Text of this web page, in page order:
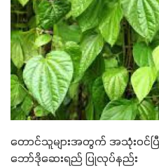
တောင်သူများအတွက် အသုံးဝင်
ဘော်ဒိုဆေးရည် ပြုလုပ်နည်း